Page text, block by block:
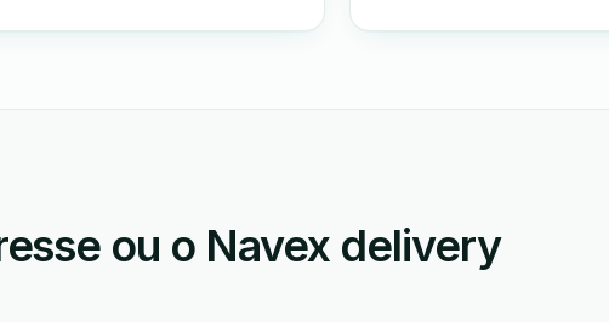
ou o Navex delivery